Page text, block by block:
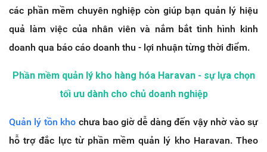
các phần mềm chuyên nghiệp còn giúp bạn quản lý hiệu
quả làm việc của nhân viên và nắm bắt tình hình kinh
doanh qua báo cáo doanh thu - lợi nhuận từng thời điểm.
Phần mềm quản lý kho hàng hóa Haravan - sự lựa chọn
tối ưu dành cho chủ doanh nghiệp
Quản lý tồn kho chưa bao giờ dễ dàng đến vậy nhờ vào sự
hỗ trợ đắc lực từ phần mềm quản lý kho Haravan. Theo